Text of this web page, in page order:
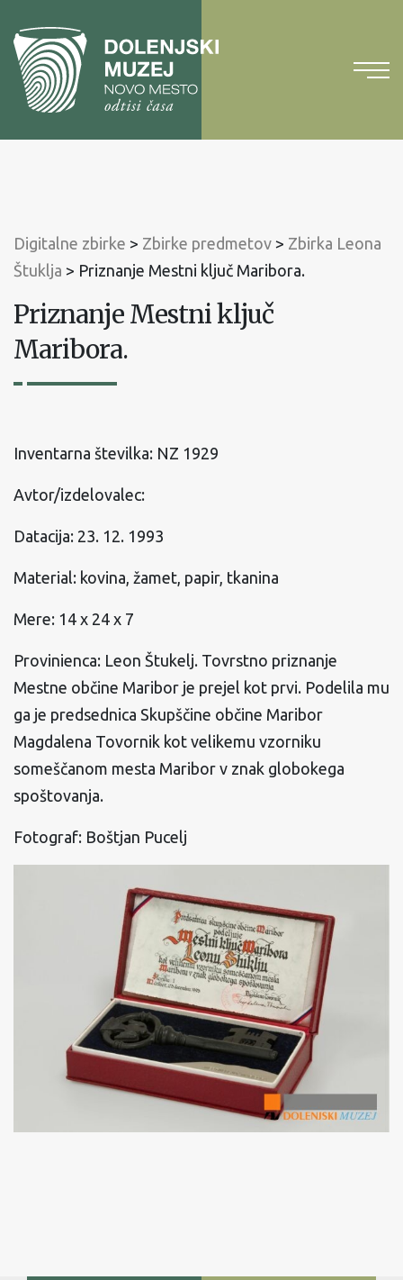
vsebinoNa
glavni
meni
Digitalne zbirke > Zbirke predmetov > Zbirka Leona
Štuklja > Priznanje Mestni ključ Maribora.
Priznanje Mestni ključ
Maribora.
Inventarna številka: NZ 1929
Avtor/izdelovalec:
Datacija: 23. 12. 1993
Material: kovina, žamet, papir, tkanina
Mere: 14 x 24 x 7
Provinienca: Leon Štukelj. Tovrstno priznanje
Mestne občine Maribor je prejel kot prvi. Podelila mu
ga je predsednica Skupščine občine Maribor
Magdalena Tovornik kot velikemu vzorniku
someščanom mesta Maribor v znak globokega
spoštovanja.
Fotograf: Boštjan Pucelj